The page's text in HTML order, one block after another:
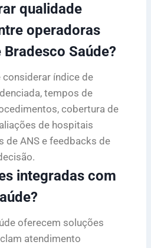
qualidade
operadoras
Saúde?
índice de
tempos de
cobertura de
de hospitais
de ANS e feedbacks de
integradas com
oferecem soluções
atendimento